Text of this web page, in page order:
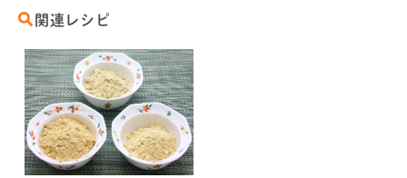
関連レシピ